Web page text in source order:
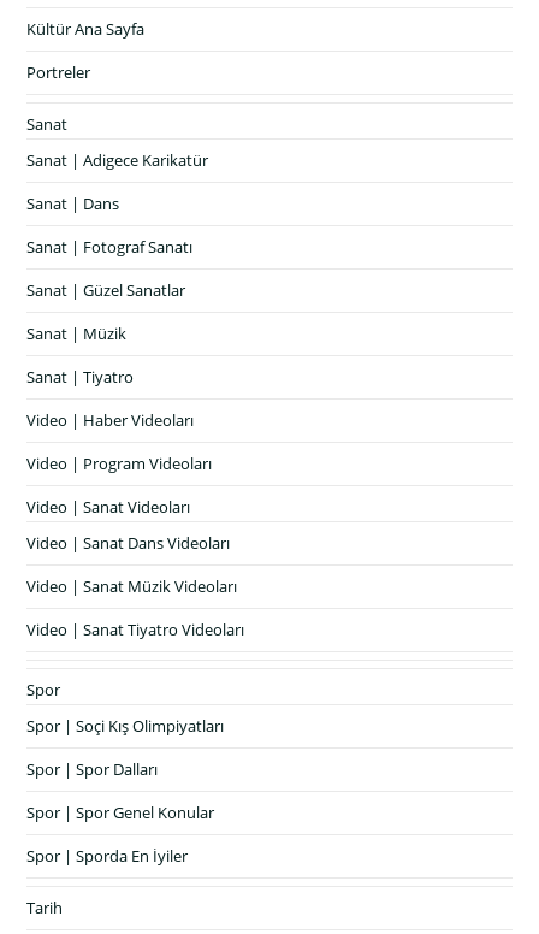
Kültür Ana Sayfa
Portreler
Sanat
Sanat | Adigece Karikatür
Sanat | Dans
Sanat | Fotograf Sanatı
Sanat | Güzel Sanatlar
Sanat | Müzik
Sanat | Tiyatro
Video | Haber Videoları
Video | Program Videoları
Video | Sanat Videoları
Video | Sanat Dans Videoları
Video | Sanat Müzik Videoları
Video | Sanat Tiyatro Videoları
Spor
Spor | Soçi Kış Olimpiyatları
Spor | Spor Dalları
Spor | Spor Genel Konular
Spor | Sporda En İyiler
Tarih